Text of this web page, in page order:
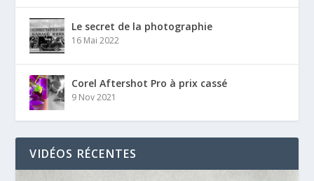
Le secret de la photographie
16 Mai 2022
Corel Aftershot Pro à prix cassé
9 Nov 2021
VIDÉOS RÉCENTES